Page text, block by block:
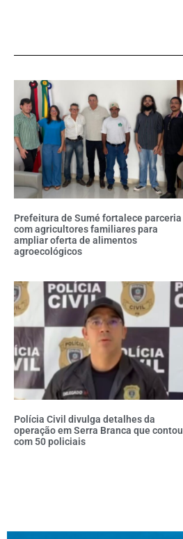
Prefeitura de Sumé fortalece parceria
com agricultores familiares para
ampliar oferta de alimentos
agroecológicos
Polícia Civil divulga detalhes da
operação em Serra Branca que contou
com 50 policiais